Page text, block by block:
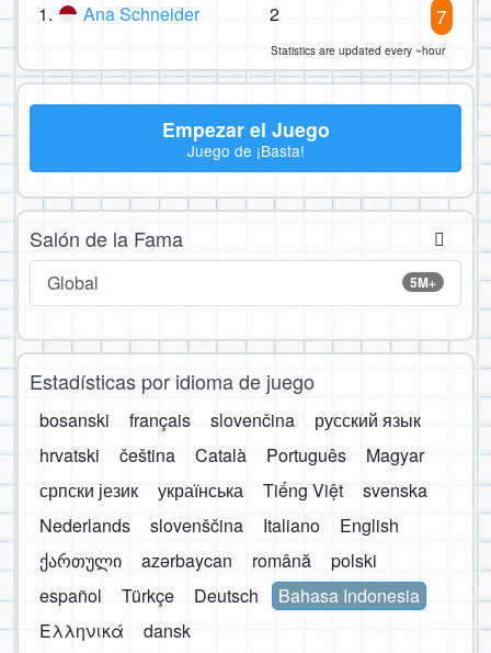
1.
Ana Schneider 2 7
Statistics are updated every ~hour
Empezar el Juego
Juego de ¡Basta!
Salón de la Fama
5M+
Global
Estadísticas por idioma de juego
bosanski français slovenčina
русский язык
hrvatski
čeština Català Português
Magyar
српски језик
українська Tiếng Việt
svenska
Nederlands
slovenščina Italiano
English
ქართული
azərbaycan română
polski
español
Türkçe Deutsch
Bahasa Indonesia
Ελληνικά
dansk